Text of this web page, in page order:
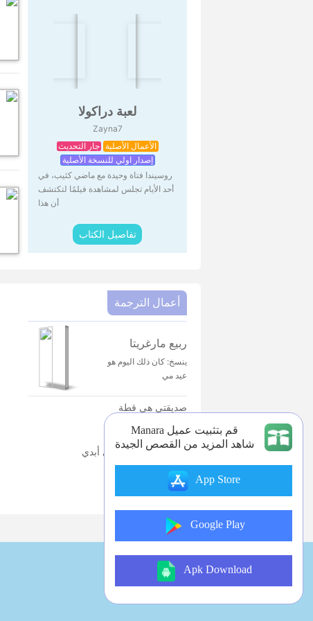
لعبة دراكولا
Zayna7
الأعمال الأصلية جارِ التحديث
إصدار اولي للنسخة الأصلية
روسيندا فتاة وحيدة مع ماضي كئيب، في
أحد الأيام تجلس لمشاهدة فيلمًا لتكتشف
أن هذا
تفاصيل الكتاب
أعمال الترجمة
ربيع مارغريتا
ينسخ: كان ذلك اليوم هو
عيد مي
صديقتي هي قطة
مرض غريب
تيتانيك:الحب الحقيقي أبدي
قم بتثبيت عميل Manara
شاهد المزيد من القصص الجيدة
App Store
Google Play
Apk Download